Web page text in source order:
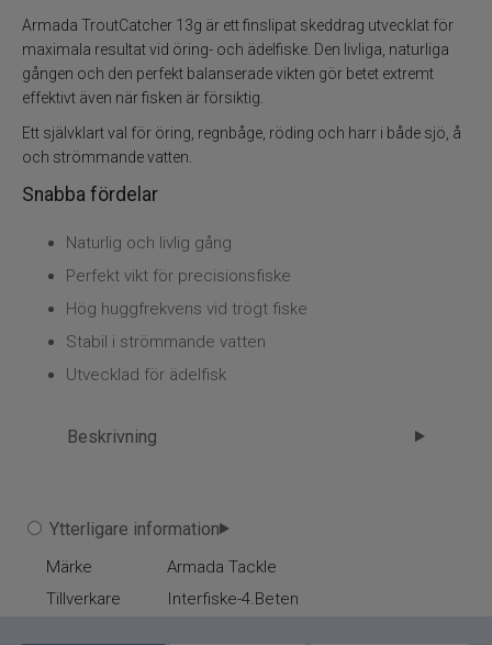
Småplock
Tillbehör
Flugbindning
Vinterfiske
Trolling
Specimenfiske
Armada TroutCatcher 13g är ett finslipat skeddrag utvecklat för
maximala resultat vid öring- och ädelfiske. Den livliga, naturliga
gången och den perfekt balanserade vikten gör betet extremt
effektivt även när fisken är försiktig.
Ett självklart val för öring, regnbåge, röding och harr i både sjö, å
och strömmande vatten.
Snabba fördelar
Naturlig och livlig gång
Perfekt vikt för precisionsfiske
Hög huggfrekvens vid trögt fiske
Stabil i strömmande vatten
Utvecklad för ädelfisk
Beskrivning
känsliga hugg och selektiv fisk
Armada TroutCatcher 13g är konstruerad för att
leverera maximal attraktionskraft med ett
Ytterligare information
Märke
Armada Tackle
Tillverkare
Interfiske-4.Beten